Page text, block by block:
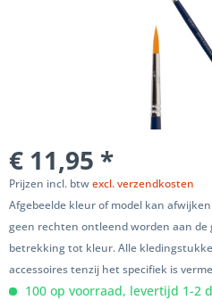
€ 11,95 *
Prijzen incl. btwexcl. verzendkosten
Afgebeelde kleur of model kan
geen rechten ontleend worden aan
betrekking tot kleur. Alle
accessoires tenzij het specifiek is
100 op voorraad, levertijd 1-2